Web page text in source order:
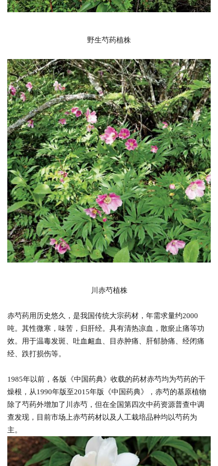
野生芍药植株
川赤芍植株
赤芍药用历史悠久，是我国传统大宗药材，年需求量约2000
吨。其性微寒，味苦，归肝经。具有清热凉血，散瘀止痛等功
效。用于温毒发斑、吐血衄血、目赤肿痛、肝郁胁痛、经闭痛
经、跌打损伤等。
1985年以前，各版《中国药典》收载的药材赤芍均为芍药的干
燥根，从1990年版至2015年版《中国药典》，赤芍的基原植物
除了芍药外增加了川赤芍，但在全国第四次中药资源普查中调
查发现，目前市场上赤芍药材以及人工栽培品种均以芍药为
主。